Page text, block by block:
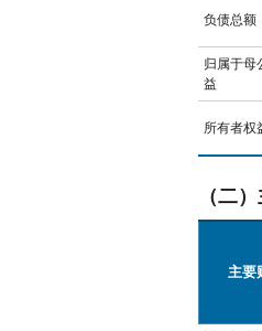
负债总额
归属于母
益
所有者权
（二
主要